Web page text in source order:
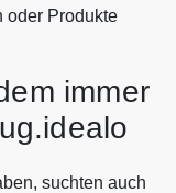
oder Produkte
immer
suchten auch